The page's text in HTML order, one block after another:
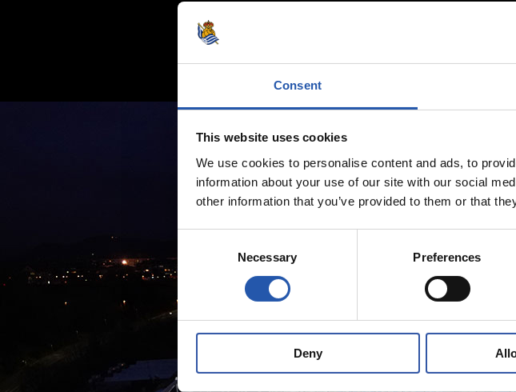
Consent
This website uses cookies
We use cookies to personalise content and ads, to
information about your use of our site with our social
other information that you’ve provided to them or that
Necessary Preferences
Deny